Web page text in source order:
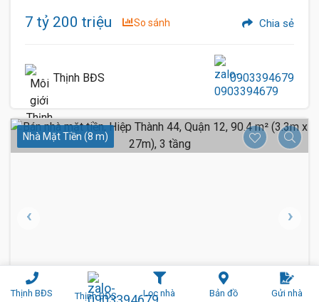
Thịnh BĐS Thịnh BĐS Lọc nhà Bản đồ Gửi nhà
7 tỷ 200 triệu So sánh Chia sẻ
Thịnh BĐS 0903394679
Nhà Mặt Tiền (8 m)